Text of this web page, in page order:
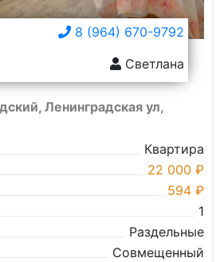
8 (964) 670-9792
Светлана
Ленинградская ул,
Квартира
22 000 ₽
594 ₽
1
Раздельные
Совмещенный